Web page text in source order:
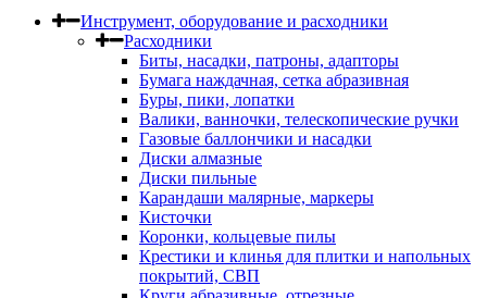
Инструмент, оборудование и расходники
Расходники
Биты, насадки, патроны, адапторы
Бумага наждачная, сетка абразивная
Буры, пики, лопатки
Валики, ванночки, телескопические ручки
Газовые баллончики и насадки
Диски алмазные
Диски пильные
Карандаши малярные, маркеры
Кисточки
Коронки, кольцевые пилы
Крестики и клинья для плитки и напольных
покрытий, СВП